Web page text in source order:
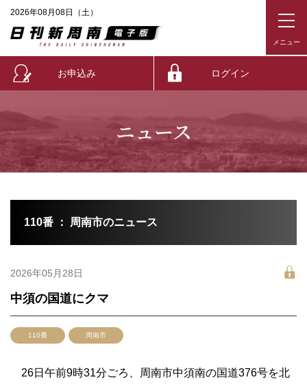
2026年08月08日（土）
お申込み ログイン
ニュース
110番 ： 周南市のニュース
2026年05月28日
中須の国道にクマ
110番 周南市
26日午前9時31分ごろ、周南市中須南の国道376号を北